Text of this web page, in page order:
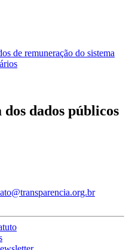
de remuneração do sistema
dados públicos